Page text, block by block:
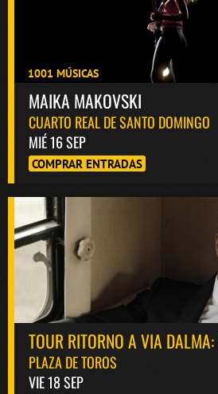
1001 MÚSICAS
MAIKA MAKOVSKI
CUARTO REAL DE SANTO DOMINGO
MIÉ 16 SEP
COMPRAR ENTRADAS
TOUR RITORNO A VIA DALMA:
PLAZA DE TOROS
VIE 18 SEP